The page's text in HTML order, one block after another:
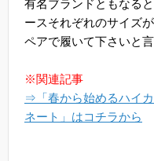
有名ブランドともなる
ースそれぞれのサイズ
ペアで履いて下さいと
※関連記事
⇒「春から始めるハイ
ネート」はコチラから